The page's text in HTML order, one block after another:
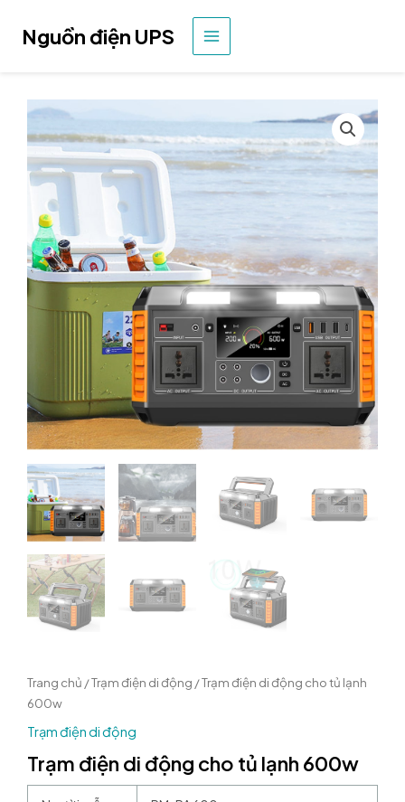
Nguồn điện UPS
MENU
Trang chủ /Trạm điện di động / Trạm điện di động cho tủ lạnh
600w
Trạm điện di động
Trạm điện di động cho tủ lạnh 600w